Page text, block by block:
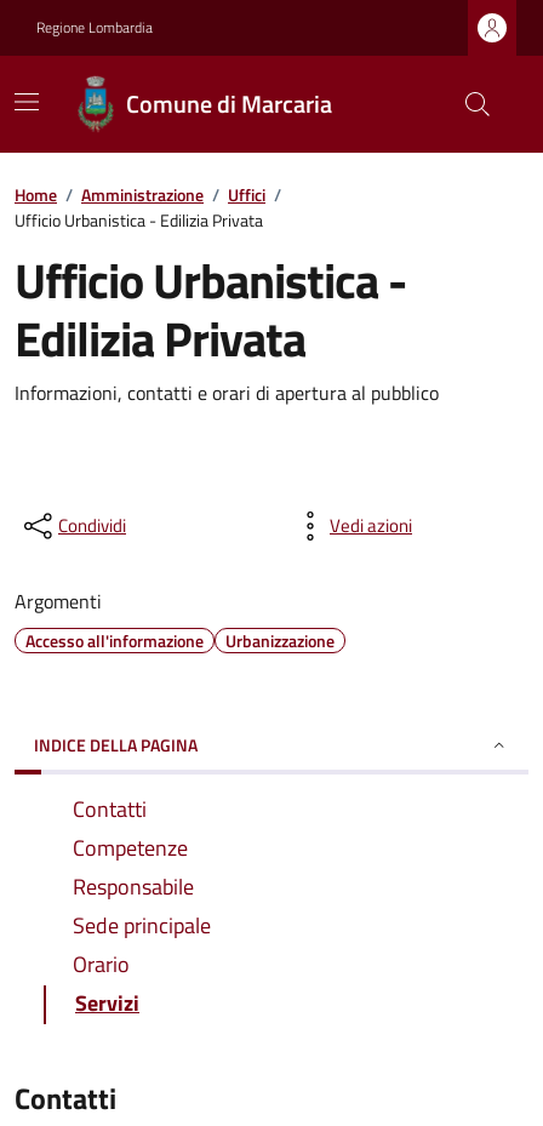
Regione Lombardia
Comune di Marcaria
Home / Amministrazione / Uffici /
Ufficio Urbanistica - Edilizia Privata
Ufficio Urbanistica -
Edilizia Privata
Informazioni, contatti e orari di apertura al pubblico
Condividi Vedi azioni
Argomenti
Accesso all'informazione Urbanizzazione
INDICE DELLA PAGINA
Contatti
Competenze
Responsabile
Sede principale
Orario
Servizi
Contatti